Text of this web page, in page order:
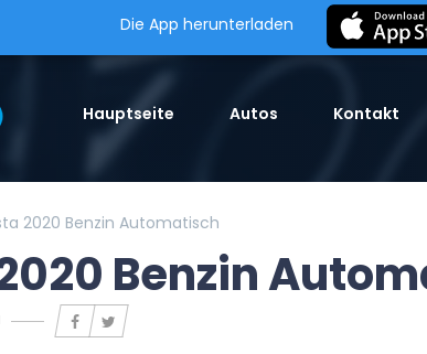
Die App herunterladen
Hauptseite Autos Kontakt
2020 Benzin Automatisch
Benzin